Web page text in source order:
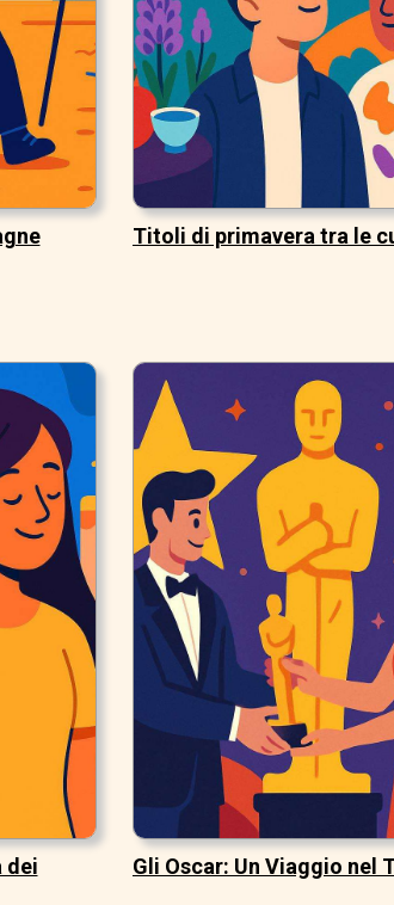
Titoli di primavera tra le
dei
Gli Oscar: Un Viaggio nel